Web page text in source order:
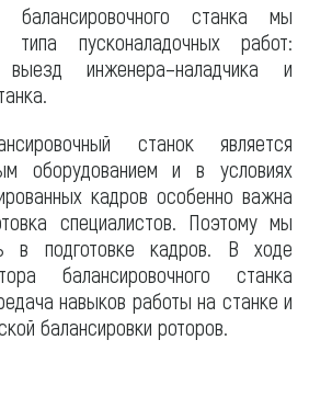
балансировочного станка мы
типа пусконаладочных работ:
выезд инженера–наладчика и
станок является
оборудованием и в условиях
кадров особенно важна
специалистов. Поэтому мы
в подготовке кадров. В ходе
балансировочного станка
навыков работы на станке и
балансировки роторов.